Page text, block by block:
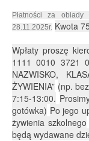
Płatności za obiady
28.11.2025r. Kwota
Wpłaty proszę
1111 0010 3721
NAZWISKO,
ŻYWIENIA” (np.
7:15-13:00.
gotówka) Po jego
żywienia szkolnego
będą wydawane